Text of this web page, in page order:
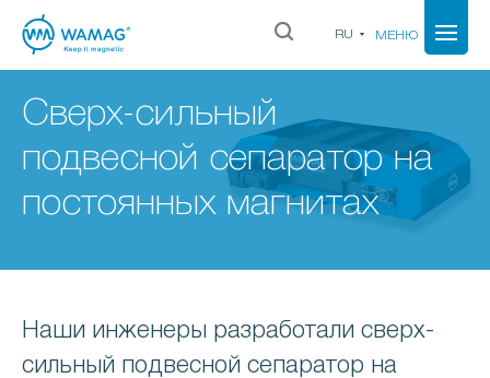
RU МЕНЮ
Сверх-сильный
подвесной сепаратор на
постоянных магнитах
Наши инженеры разработали сверх-
сильный подвесной сепаратор на